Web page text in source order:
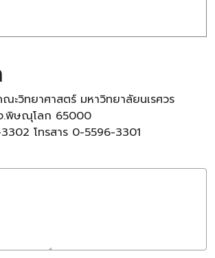
ะวิทยาศาสตร์ มหาวิทยาลัยนเรศวร
.พิษณุโลก 65000
โทรสาร 0-5596-3301